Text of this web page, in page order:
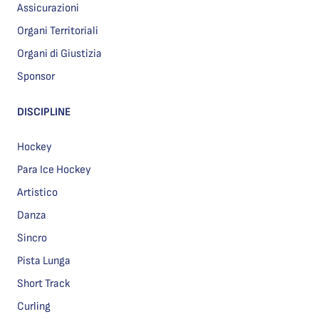
Assicurazioni
Organi Territoriali
Organi di Giustizia
Sponsor
DISCIPLINE
Hockey
Para Ice Hockey
Artistico
Danza
Sincro
Pista Lunga
Short Track
Curling